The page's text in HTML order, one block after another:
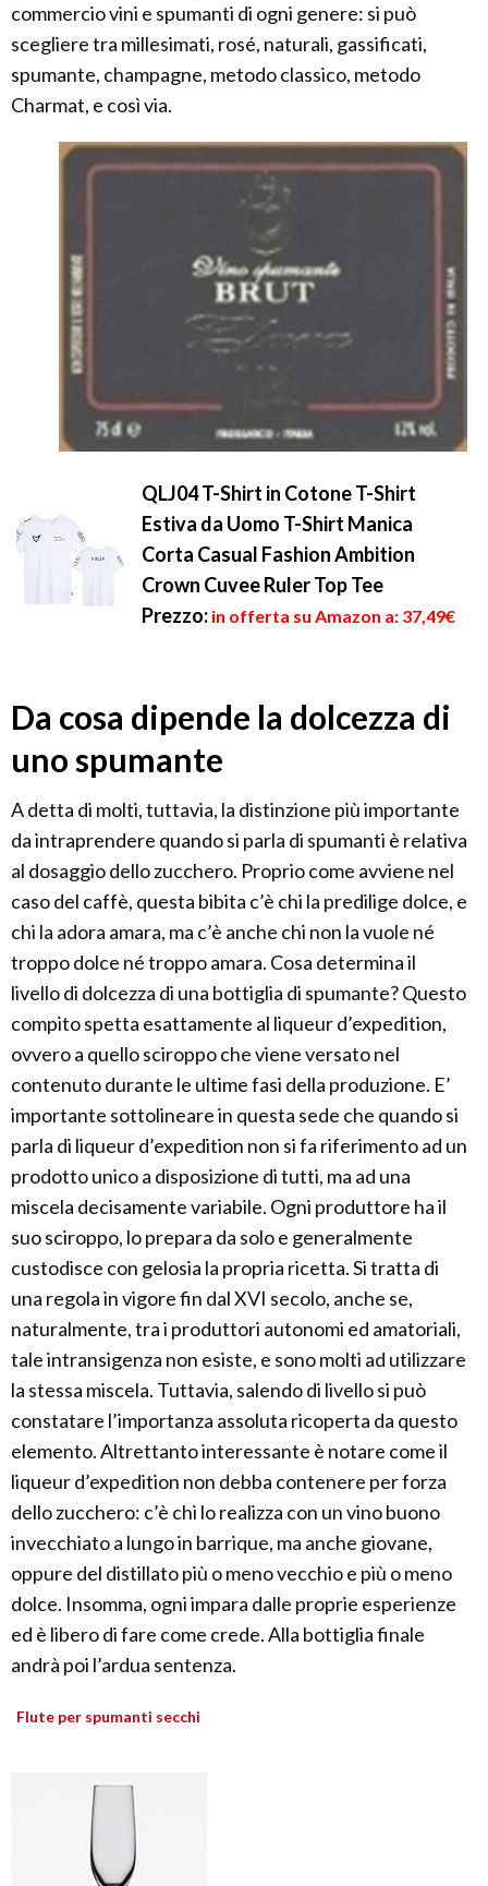
commercio vini e spumanti di ogni genere: si può
scegliere tra millesimati, rosé, naturali, gassificati,
spumante, champagne, metodo classico, metodo
Charmat, e così via.
QLJ04 T-Shirt in Cotone T-Shirt
Estiva da Uomo T-Shirt Manica
Corta Casual Fashion Ambition
Crown Cuvee Ruler Top Tee
Prezzo: in offerta su Amazon a: 37,49€
Da cosa dipende la dolcezza di
uno spumante
A detta di molti, tuttavia, la distinzione più importante
da intraprendere quando si parla di spumanti è relativa
al dosaggio dello zucchero. Proprio come avviene nel
caso del caffè, questa bibita c’è chi la predilige dolce, e
chi la adora amara, ma c’è anche chi non la vuole né
troppo dolce né troppo amara. Cosa determina il
livello di dolcezza di una bottiglia di spumante? Questo
compito spetta esattamente al liqueur d’expedition,
ovvero a quello sciroppo che viene versato nel
contenuto durante le ultime fasi della produzione. E’
importante sottolineare in questa sede che quando si
parla di liqueur d’expedition non si fa riferimento ad un
prodotto unico a disposizione di tutti, ma ad una
miscela decisamente variabile. Ogni produttore ha il
suo sciroppo, lo prepara da solo e generalmente
custodisce con gelosia la propria ricetta. Si tratta di
una regola in vigore fin dal XVI secolo, anche se,
naturalmente, tra i produttori autonomi ed amatoriali,
tale intransigenza non esiste, e sono molti ad utilizzare
la stessa miscela. Tuttavia, salendo di livello si può
constatare l’importanza assoluta ricoperta da questo
elemento. Altrettanto interessante è notare come il
liqueur d’expedition non debba contenere per forza
dello zucchero: c’è chi lo realizza con un vino buono
invecchiato a lungo in barrique, ma anche giovane,
oppure del distillato più o meno vecchio e più o meno
dolce. Insomma, ogni impara dalle proprie esperienze
ed è libero di fare come crede. Alla bottiglia finale
andrà poi l’ardua sentenza.
Flute per spumanti secchi